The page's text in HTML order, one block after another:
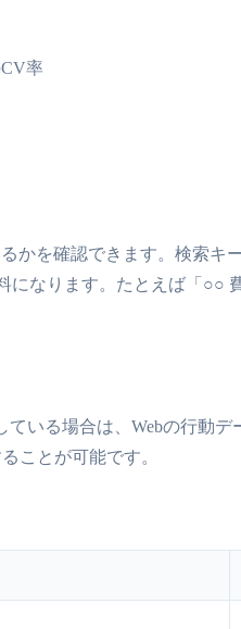
率
かを確認できます。検索
なります。たとえば「○○
いる場合は、Webの行動
ことが可能です。